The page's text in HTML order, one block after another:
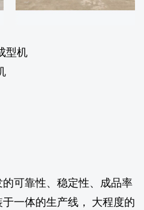
型机
可靠性、稳定性、成品率
一体的生产线， 大程度的